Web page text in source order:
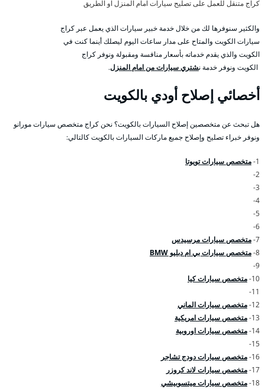
كراج متنقل للعمل على تصليح سيارات امام المنزل او الطريق
والكثير سنوفرها لك من خلال خدمة خبير سيارات الذي يعمل عبر كراج
سيارات الكويت والمتاح على مدار ساعات اليوم ليصلك أينما كنت في
الكويت والذي يقدم خدماته بأسعار منافسة ومقبولة ونوفر كراج
الكويت ونوفر خدمة نشتري سيارات من امام المنزل.
أخصائي إصلاح أودي بالكويت
هل تبحث عن متخصصين إصلاح السيارات بالكويت؟ نحن كراج متخصص سيارات مورانو
ونوفر خبراء تصليح وإصلاح جميع ماركات السيارات بالكويت كالتالي:
1- متخصص سيارات تويوتا
2-
3-
4-
5-
6-
7- متخصص سيارات مرسيدس
8- متخصص سيارات بي ام دبليو BMW
9-
10- متخصص سيارات كيا
11-
12- متخصص سيارات الماني
13- متخصص سيارات امريكية
14- متخصص سيارات اوروبية
15-
16- متخصص سيارات دودج تشاجر
17- متخصص سيارات لاند كروزر
18- متخصص سيارات ميتسوبيشي